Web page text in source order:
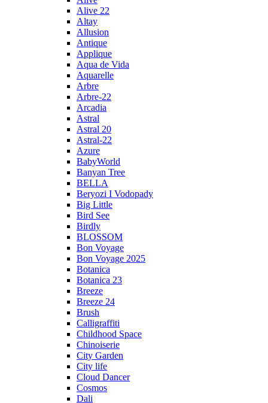
Alive 22
Altay
Allusion
Antique
Applique
Aqua de Vida
Aquarelle
Arbre
Arbre-22
Arcadia
Astral
Astral 20
Astral-22
Azure
BabyWorld
Banyan Tree
BELLA
Beryozi I Vodopady
Big Little
Bird See
Birdly
BLOSSOM
Bon Voyage
Bon Voyage 2025
Botanica
Botanica 23
Breeze
Breeze 24
Brush
Calligraffiti
Childhood Space
Chinoiserie
City Garden
City life
Cloud Dancer
Cosmos
Dali